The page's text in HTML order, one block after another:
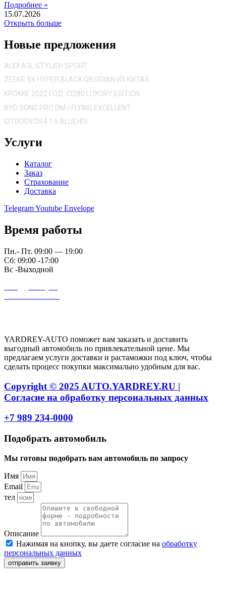
Подробнее »
15.07.2026
Открыть больше
Новые предложения
AUDI A3L STYLISH SPORT
ZEEKR 9X HYPER BLACK OBSIDIAN ИЗ КИТАЯ
KROKKE 2022 ГОД. CI280 LUXURY EDITION
BYD SONG PRO DM-I FLYING EXCELLENT
CITROËN DS4 1.5 BLUEHDI
Услуги
Каталог
Заказ
Страхование
Доставка
TelegramYoutube Envelope
Время работы
Пн.- Пт. 09:00 — 19:00
Сб: 09:00 -17:00
Вс -Выходной
YARDREY-AUTO поможет вам заказать и доставить
выгодный автомобиль по привлекательной цене. Мы
предлагаем услуги доставки и растаможки под ключ, чтобы
сделать процесс покупки максимально удобным для вас.
Copyright © 2025 AUTO.YARDREY.RU |
Cогласие на обработку персональных данных
+7 989 234-0000
Подобрать автомобиль
Мы готовы подобрать вам автомобиль по запросу
Имя
Email
тел
Описание
Нажимая на кнопку, вы даете согласие на обработку
персональных данных
отправить заявку